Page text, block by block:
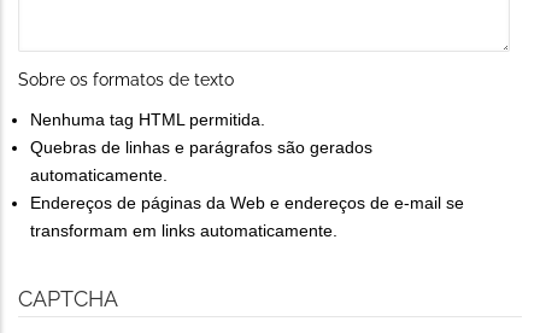
Sobre os formatos de texto
Nenhuma tag HTML permitida.
Quebras de linhas e parágrafos são gerados
automaticamente.
Endereços de páginas da Web e endereços de e-mail se
transformam em links automaticamente.
CAPTCHA